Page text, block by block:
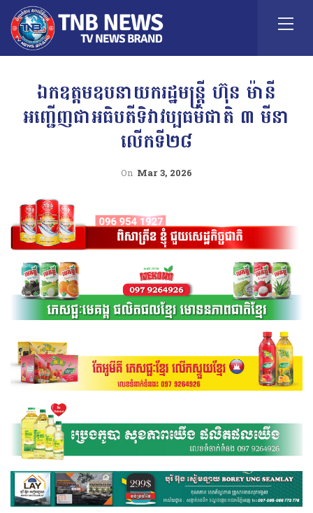
ឯកឧត្តមឧបនាយករដ្ឋមន្រ្តី ហ៊ុន ម៉ានី
អញ្ជើញជាអធិបតីទិវាវប្បធម៌ជាតិ ៣ មីនា
លើកទី២៨
On Mar 3, 2026